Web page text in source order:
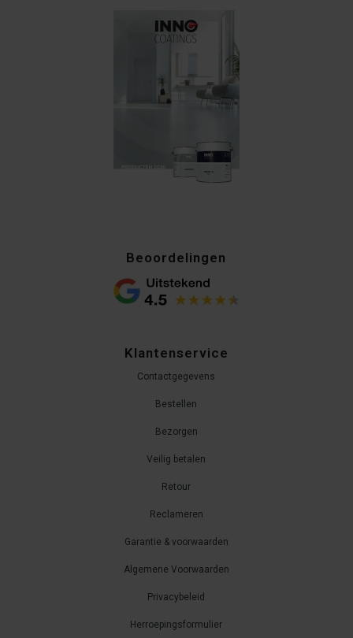
Beoordelingen
Klantenservice
Contactgegevens
Bestellen
Bezorgen
Veilig betalen
Retour
Reclameren
Garantie & voorwaarden
Algemene Voorwaarden
Privacybeleid
Herroepingsformulier